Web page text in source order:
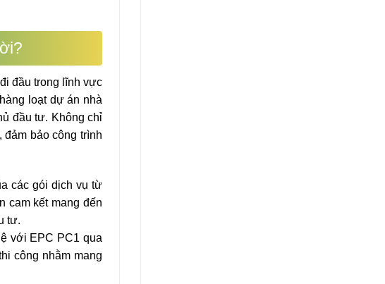
đầu trong lĩnh vực
loạt dự án nhà
đầu tư. Không chỉ
bảo công trình
các gói dịch vụ từ
cam kết mang đến
tư.
với EPC PC1 qua
công nhằm mang